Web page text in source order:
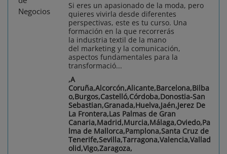
Si eres un apasionado de la moda, pero
quieres vivirla desde diferentes
perspectivas, este es tu curso. Una
formación en la que recorrerás
la industria textil de la mano
del marketing y la comunicación,
aspectos fundamentales para la
transformació...
,A
Coruña,Alcorcón,Alicante,Barcelona,Bilba
o,Burgos,Castelló,Córdoba,Donostia-San
Sebastian,Granada,Huelva,Jaén,Jerez De
La Frontera,Las Palmas de Gran
Canaria,Madrid,Murcia,Málaga,Oviedo,Pa
lma de Mallorca,Pamplona,Santa Cruz de
Tenerife,Sevilla,Tarragona,Valencia,Vallad
olid,Vigo,Zaragoza,